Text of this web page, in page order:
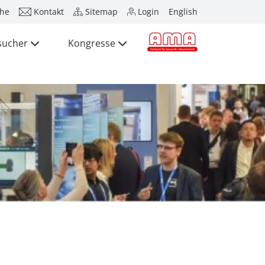
Kontakt Sitemap Login English
Kongresse Presse